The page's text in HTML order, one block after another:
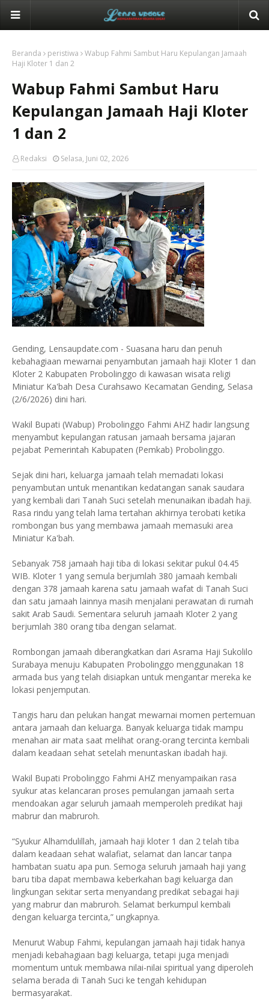
Beranda peristiwa
Wabup Fahmi Sambut Haru Kepulangan Jamaah
Haji Kloter 1 dan 2
Wabup Fahmi Sambut Haru
Kepulangan Jamaah Haji Kloter
1 dan 2
Redaksi Selasa, Juni 02, 2026
Gending, Lensaupdate.com - Suasana haru dan penuh
kebahagiaan mewarnai penyambutan jamaah haji Kloter 1 dan
Kloter 2 Kabupaten Probolinggo di kawasan wisata religi
Miniatur Ka'bah Desa Curahsawo Kecamatan Gending, Selasa
(2/6/2026) dini hari.
Wakil Bupati (Wabup) Probolinggo Fahmi AHZ hadir langsung
menyambut kepulangan ratusan jamaah bersama jajaran
pejabat Pemerintah Kabupaten (Pemkab) Probolinggo.
Sejak dini hari, keluarga jamaah telah memadati lokasi
penyambutan untuk menantikan kedatangan sanak saudara
yang kembali dari Tanah Suci setelah menunaikan ibadah haji.
Rasa rindu yang telah lama tertahan akhirnya terobati ketika
rombongan bus yang membawa jamaah memasuki area
Miniatur Ka'bah.
Sebanyak 758 jamaah haji tiba di lokasi sekitar pukul 04.45
WIB. Kloter 1 yang semula berjumlah 380 jamaah kembali
dengan 378 jamaah karena satu jamaah wafat di Tanah Suci
dan satu jamaah lainnya masih menjalani perawatan di rumah
sakit Arab Saudi. Sementara seluruh jamaah Kloter 2 yang
berjumlah 380 orang tiba dengan selamat.
Rombongan jamaah diberangkatkan dari Asrama Haji Sukolilo
Surabaya menuju Kabupaten Probolinggo menggunakan 18
armada bus yang telah disiapkan untuk mengantar mereka ke
lokasi penjemputan.
Tangis haru dan pelukan hangat mewarnai momen pertemuan
antara jamaah dan keluarga. Banyak keluarga tidak mampu
menahan air mata saat melihat orang-orang tercinta kembali
dalam keadaan sehat setelah menuntaskan ibadah haji.
Wakil Bupati Probolinggo Fahmi AHZ menyampaikan rasa
syukur atas kelancaran proses pemulangan jamaah serta
mendoakan agar seluruh jamaah memperoleh predikat haji
mabrur dan mabruroh.
“Syukur Alhamdulillah, jamaah haji kloter 1 dan 2 telah tiba
dalam keadaan sehat walafiat, selamat dan lancar tanpa
hambatan suatu apa pun. Semoga seluruh jamaah haji yang
baru tiba dapat membawa keberkahan bagi keluarga dan
lingkungan sekitar serta menyandang predikat sebagai haji
yang mabrur dan mabruroh. Selamat berkumpul kembali
dengan keluarga tercinta,” ungkapnya.
Menurut Wabup Fahmi, kepulangan jamaah haji tidak hanya
menjadi kebahagiaan bagi keluarga, tetapi juga menjadi
momentum untuk membawa nilai-nilai spiritual yang diperoleh
selama berada di Tanah Suci ke tengah kehidupan
bermasyarakat.